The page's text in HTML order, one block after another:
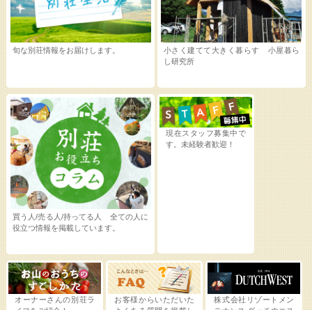
旬な別荘情報をお届けします。
買う人/売る人/持ってる人 全ての人に
役立つ情報を掲載しています。
小さく建てて大きく暮らす 小屋暮ら
し研究所
現在スタッフ募集中で
す。未経験者歓迎！
オーナーさんの別荘ラ
お客様からいただいた
株式会社リゾートメン